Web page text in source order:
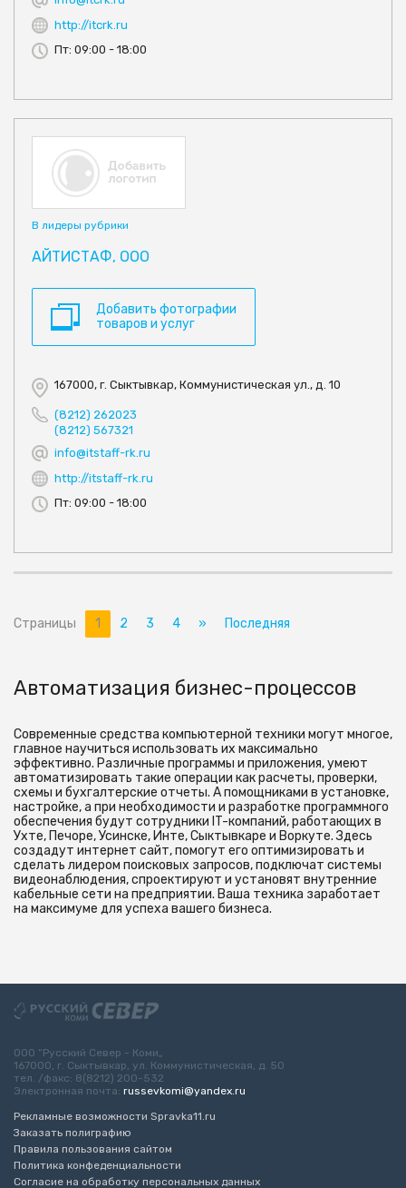
http://itcrk.ru
Пт: 09:00 - 18:00
В лидеры рубрики
АЙТИСТАФ, ООО
Добавить фотографии
товаров и услуг
167000, г. Сыктывкар, Коммунистическая ул., д. 10
(8212) 262023
(8212) 567321
info@itstaff-rk.ru
http://itstaff-rk.ru
Пт: 09:00 - 18:00
Страницы 1 2 3 4 » Последняя
Автоматизация бизнес-процессов
Современные средства компьютерной техники могут многое,
главное научиться использовать их максимально
эффективно. Различные программы и приложения, умеют
автоматизировать такие операции как расчеты, проверки,
схемы и бухгалтерские отчеты. А помощниками в установке,
настройке, а при необходимости и разработке программного
обеспечения будут сотрудники IT-компаний, работающих в
Ухте, Печоре, Усинске, Инте, Сыктывкаре и Воркуте. Здесь
создадут интернет сайт, помогут его оптимизировать и
сделать лидером поисковых запросов, подключат системы
видеонаблюдения, спроектируют и установят внутренние
кабельные сети на предприятии. Ваша техника заработает
на максимуме для успеха вашего бизнеса.
ООО “Русский Север - Коми„
167000, г. Сыктывкар, ул. Коммунистическая, д. 50
тел. /факс: 8(8212) 200-532
Электронная почта: russevkomi@yandex.ru
Рекламные возможности Spravka11.ru
Заказать полиграфию
Правила пользования сайтом
Политика конфеденциальности
Согласие на обработку персональных данных